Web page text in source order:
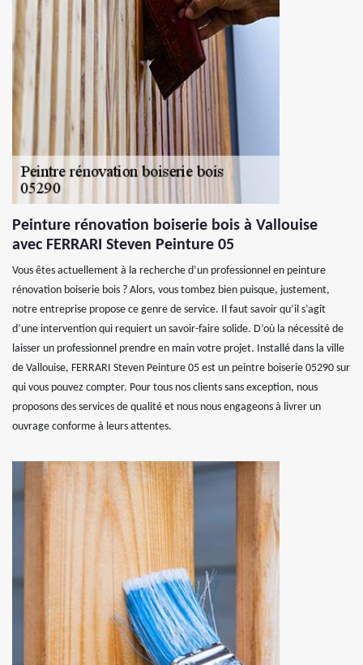
Peinture rénovation boiserie bois à Vallouise
avec FERRARI Steven Peinture 05
Vous êtes actuellement à la recherche d’un professionnel en peinture
rénovation boiserie bois ? Alors, vous tombez bien puisque, justement,
notre entreprise propose ce genre de service. Il faut savoir qu’il s’agit
d’une intervention qui requiert un savoir-faire solide. D’où la nécessité de
laisser un professionnel prendre en main votre projet. Installé dans la ville
de Vallouise, FERRARI Steven Peinture 05 est un peintre boiserie 05290 sur
qui vous pouvez compter. Pour tous nos clients sans exception, nous
proposons des services de qualité et nous nous engageons à livrer un
ouvrage conforme à leurs attentes.